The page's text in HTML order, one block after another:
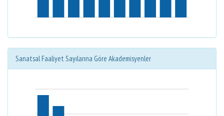
Sanatsal Faaliyet Sayılarına Göre Akademisyenler